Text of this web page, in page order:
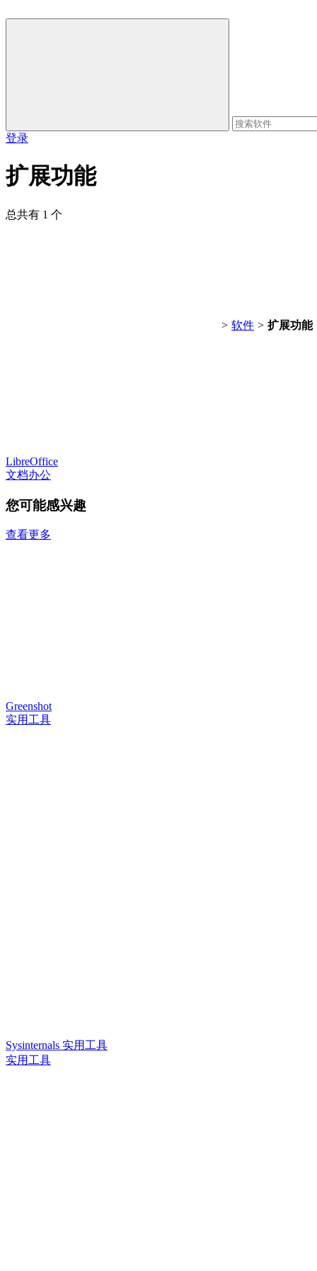
登录
扩展功能
总共有 1 个
> 软件 > 扩展功能
LibreOffice
文档办公
您可能感兴趣
查看更多
Greenshot
实用工具
Sysinternals 实用工具
实用工具